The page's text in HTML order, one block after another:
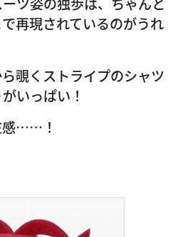
再現されているのがうれ
覗くストライプのシャツ
いっぱい！
感……！